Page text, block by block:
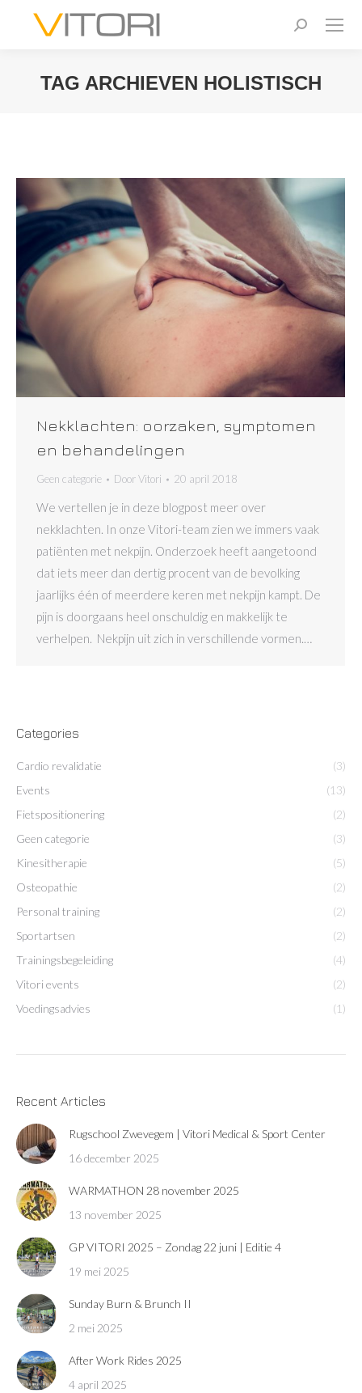
Zoeken:
TAG ARCHIEVEN HOLISTISCH
Nekklachten: oorzaken, symptomen
en behandelingen
Geen categorie DoorVitori 20 april 2018
We vertellen je in deze blogpost meer over
nekklachten. In onze Vitori-team zien we immers vaak
patiënten met nekpijn. Onderzoek heeft aangetoond
dat iets meer dan dertig procent van de bevolking
jaarlijks één of meerdere keren met nekpijn kampt. De
pijn is doorgaans heel onschuldig en makkelijk te
verhelpen. Nekpijn uit zich in verschillende vormen.…
Categories
Cardio revalidatie
(3)
Events
(13)
Fietspositionering
(2)
Geen categorie
(3)
Kinesitherapie
(5)
Osteopathie
(2)
Personal training
(2)
Sportartsen
(2)
Trainingsbegeleiding
(4)
Vitori events
(2)
Voedingsadvies
(1)
Recent Articles
Rugschool Zwevegem | Vitori Medical & Sport Center
16 december 2025
WARMATHON 28 november 2025
13 november 2025
GP VITORI 2025 – Zondag 22 juni | Editie 4
19 mei 2025
Sunday Burn & Brunch II
2 mei 2025
After Work Rides 2025
4 april 2025